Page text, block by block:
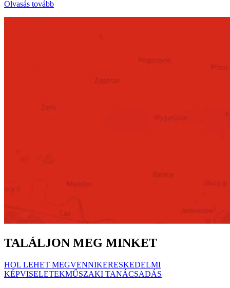
Olvasás tovább
TALÁLJON MEG MINKET
HOL LEHET MEGVENNIKERESKEDELMI
KÉPVISELETEKMŰSZAKI TANÁCSADÁS